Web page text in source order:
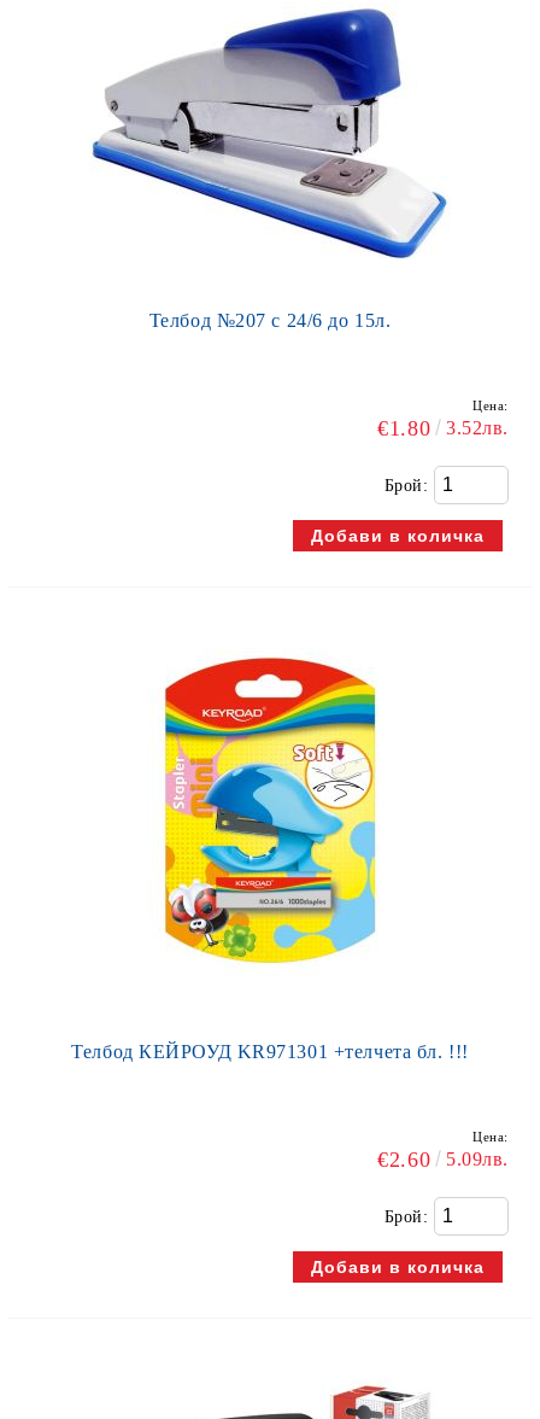
Телбод №207 с 24/6 до 15л.
Цена:
€1.80 3.52лв.
Брой:
Телбод КЕЙРОУД KR971301 +телчета бл. !!!
Цена:
€2.60 5.09лв.
Брой: